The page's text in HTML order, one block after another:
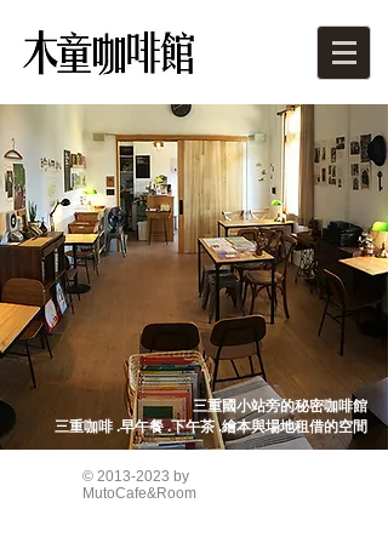
三重國小站旁的秘密咖啡館
三重咖啡 .早午餐 .下午茶 .繪本與場地租借的空間
© 2013-2023 by
MutoCafe&Room